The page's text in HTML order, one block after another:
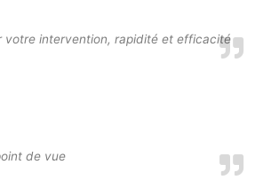
votre intervention, rapidité et efficacité
de vue